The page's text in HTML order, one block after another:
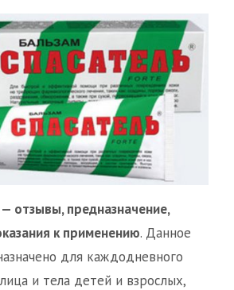
отзывы, предназначение,
к применению. Данное
для каждодневного
и тела детей и взрослых,